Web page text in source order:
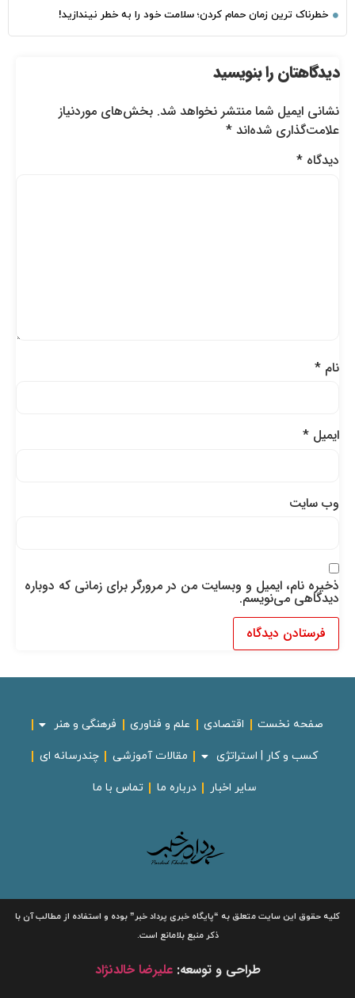
خطرناک‌ ترین زمان‌ حمام کردن؛ سلامت خود را به خطر نیندازید!
دیدگاهتان را بنویسید
نشانی ایمیل شما منتشر نخواهد شد. بخش‌های موردنیاز
علامت‌گذاری شده‌اند*
دیدگاه*
نام*
ایمیل*
وب‌ سایت
ذخیره نام، ایمیل و وبسایت من در مرورگر برای زمانی که دوباره
دیدگاهی می‌نویسم.
صفحه نخست اقتصادی علم و فناوری فرهنگی و هنر
کسب و کار | استراتژی مقالات آموزشی چندرسانه ای
سایر اخبار درباره ما تماس با ما
کلیه حقوق این سایت متعلق به“پایگاه خبریپرداد خبر”بوده و استفاده از مطالب آن با
ذکر منبع بلامانع است.
طراحی و توسعه:علیرضا خالدنژاد